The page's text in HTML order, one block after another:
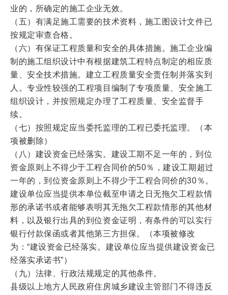
业的，所确定的施工企业无效。
（五）有满足施工需要的技术资料，施工图设计文件已
按规定审查合格。
（六）有保证工程质量和安全的具体措施。施工企业编
制的施工组织设计中有根据建筑工程特点制定的相应质
量、安全技术措施。建立工程质量安全责任制并落实到
人。专业性较强的工程项目编制了专项质量、安全施工
组织设计，并按照规定办理了工程质量、安全监督手
续。
（七）按照规定应当委托监理的工程已委托监理。（本
项被删除）
（八）建设资金已经落实。建设工期不足一年的，到位
资金原则上不得少于工程合同价的50％，建设工期超过
一年的，到位资金原则上不得少于工程合同价的30％。
建设单位应当提供本单位截至申请之日无拖欠工程款情
形的承诺书或者能够表明其无拖欠工程款情形的其他材
料，以及银行出具的到位资金证明，有条件的可以实行
银行付款保函或者其他第三方担保。（本项被修改
为：“建设资金已经落实。建设单位应当提供建设资金已
经落实承诺书”）
（九）法律、行政法规规定的其他条件。
县级以上地方人民政府住房城乡建设主管部门不得违反